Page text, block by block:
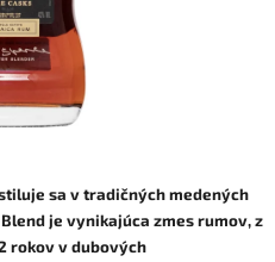
sa v tradičných medených
je vynikajúca zmes rumov, z
rokov v dubových